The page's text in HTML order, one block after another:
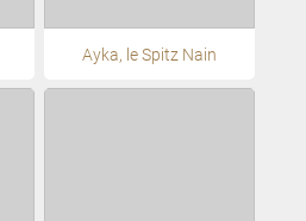
Ayka, le Spitz Nain